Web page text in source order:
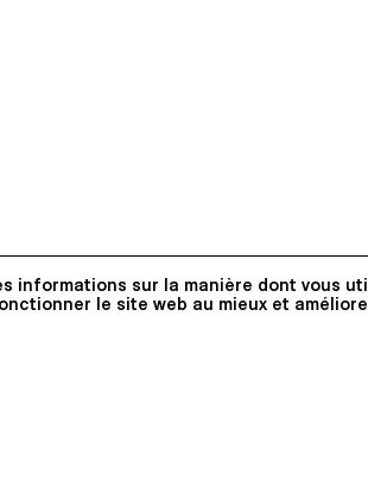
informations sur la manière dont vous
le site web au mieux et